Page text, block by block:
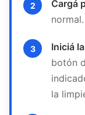
Cargá
normal.
Iniciá
botón
la